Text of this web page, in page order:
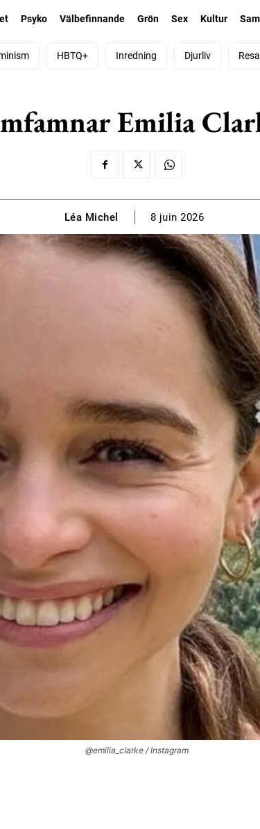
Psyko Välbefinnande Grön Sex Kultur
HBTQ+ Inredning Djurliv Resa
Emilia
Léa Michel 8 juin 2026
@emilia_clarke / Instagram